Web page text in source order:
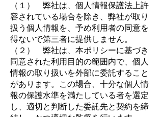
（１） 弊社は、個人情報保護法上許
容されている場合を除き、弊社が取り
扱う個人情報を、予め利用者の同意を
得ないで第三者に提供しません。
（２） 弊社は、本ポリシーに基づき
同意された利用目的の範囲内で、個人
情報の取り扱いを外部に委託すること
があります。この場合、十分な個人情
報の保護水準を満たしている者を選定
し、適切と判断した委託先と契約を締